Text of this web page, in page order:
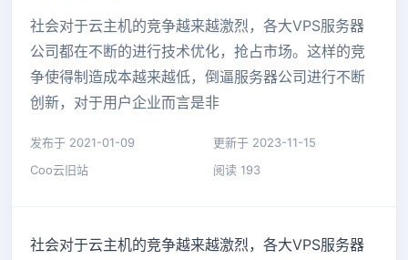
社会对于云主机的竞争越来越激烈，各大VPS服务器
公司都在不断的进行技术优化，抢占市场。这样的竞
争使得制造成本越来越低，倒逼服务器公司进行不断
创新，对于用户企业而言是非
发布于 2021-01-09
更新于 2023-11-15
Coo云旧站
阅读 193
社会对于云主机的竞争越来越激烈，各大VPS服务器